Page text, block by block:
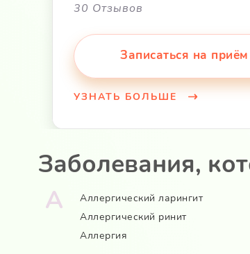
30 Отзывов
Записаться на приём
УЗНАТЬ БОЛЬШЕ
Заболевания,
А
Аллергический ларингит
Аллергический ринит
Аллергия